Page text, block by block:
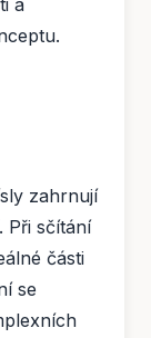
zahrnují
Při sčítání
části
se